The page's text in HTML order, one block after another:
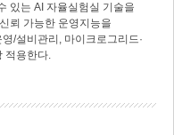
있는 AI 자율실험실 기술을
뢰 가능한 운영지능을
/설비관리, 마이크로그리드·
적용한다.